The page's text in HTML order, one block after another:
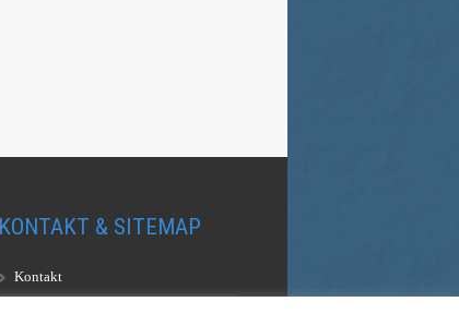
KONTAKT & SITEMAP
Kontakt